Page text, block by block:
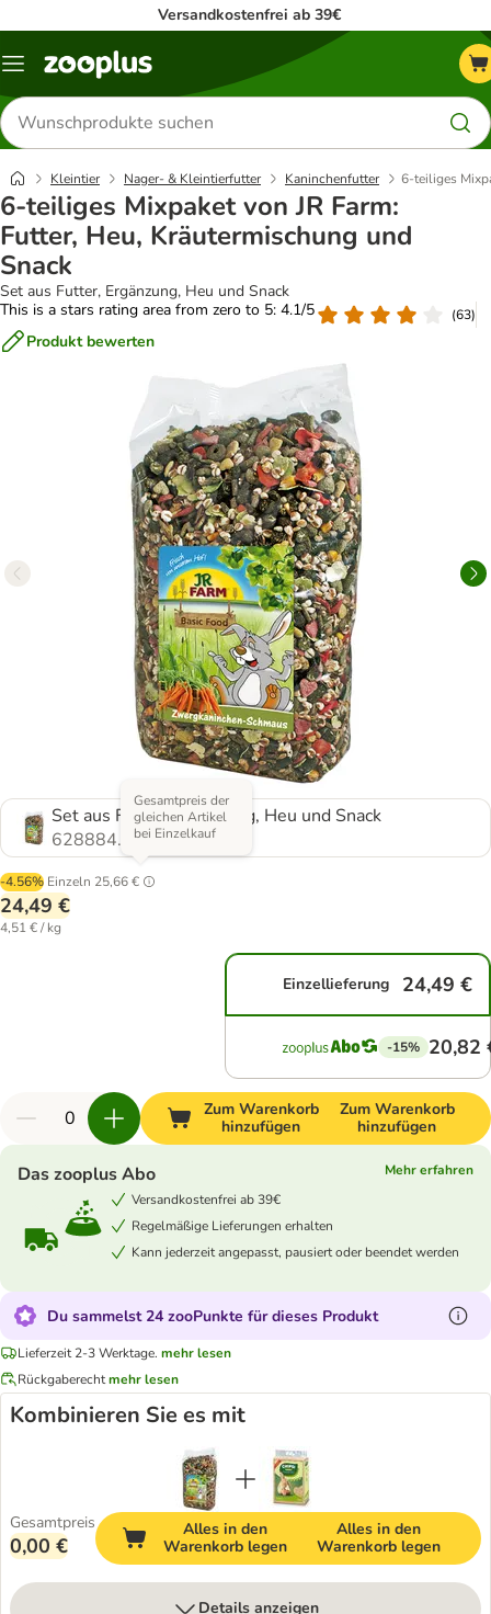
Versandkostenfrei ab 39€
Menü
Produkte
suchen
Kleintier Nager- & Kleintierfutter Kaninchenfutter 6-teiliges
6-teiliges Mixpaket von JR Farm:
Futter, Heu, Kräutermischung und
Snack
Set aus Futter, Ergänzung, Heu und Snack
This is a stars rating area from zero to 5: 4.1/5
(63)
Produkt bewerten
Set aus Futter, Ergänzung, Heu und Snack
628884.0
-4.56% Einzeln 25,66 €
Gesamtpreis der
gleichen Artikel
bei Einzelkauf
24,49 €
4,51 € / kg
Einzellieferung 24,49 €
-15% 20,82
Zum Warenkorb
hinzufügen
Zum Warenkorb
hinzufügen
Das zooplus Abo
Mehr erfahren
Versandkostenfrei ab 39€
Regelmäßige Lieferungen erhalten
Kann jederzeit angepasst, pausiert oder beendet werden
Du sammelst 24 zooPunkte für dieses Produkt
Lieferzeit 2-3 Werktage. mehr lesen
Rückgaberechtmehr lesen
Kombinieren Sie es mit
Gesamtpreis
0,00 €
Alles in den
Warenkorb legen
Alles in den
Warenkorb legen
Details anzeigen